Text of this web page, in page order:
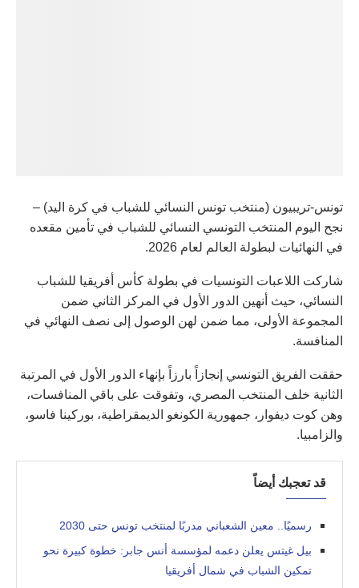
تونس-تريبيون (منتخب تونس النسائي للشباب في كرة اليد) –
نجح اليوم المنتخب التونسي النسائي للشباب في تأمين مقعده
في النهائيات لبطولة العالم لعام 2026.
شاركت اللاعبات التونسيات في بطولة كأس أفريقيا للشباب
النسائي، حيث أنهين الدور الأول في المركز الثاني ضمن
المجموعة الأولى، مما ضمن لهن الوصول إلى نصف النهائي في
المنافسة.
حققت الفريق التونسي إنجازاً بارزاً بإنهاء الدور الأول في المرتبة
الثانية خلف المنتخب المصري، وتفوقت على باقي المنافسات،
وهن كوت ديفوار، جمهورية الكونغو الديمقراطية، بوركينا فاسو،
والزامبيا.
قد تعجبك أيضاً
رسميًا.. معين الشعباني مدربًا لمنتخب تونس حتى 2030
بيل غيتس يعلن دعمه لمؤسسة أنس جابر: خطوة كبيرة نحو
تمكين الشباب في شمال أفريقيا